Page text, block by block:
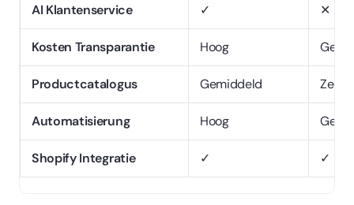
AI Klantenservice ✓ ✕
Kosten Transparantie Hoog
Productcatalogus Gemiddeld Zeer
Automatisierung Hoog
Shopify Integratie ✓ ✓